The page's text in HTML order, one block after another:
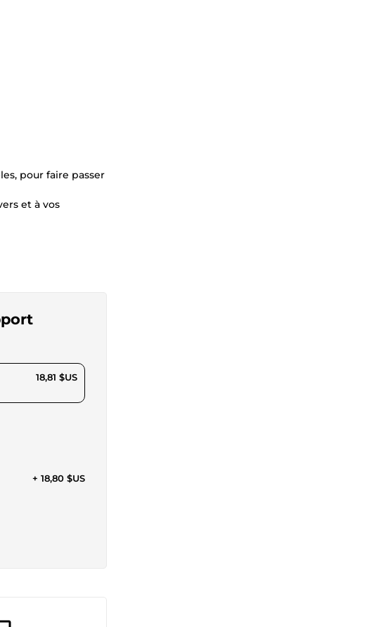
pour faire passer
et à vos
18,81 $US
+ 18,80 $US